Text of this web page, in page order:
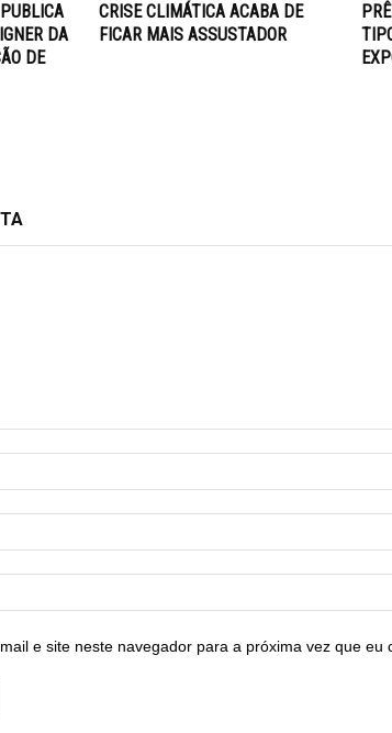
DA
DE
CRISE CLIMÁTICA ACABA DE
FICAR MAIS ASSUSTADOR
e site neste navegador para a próxima vez que eu